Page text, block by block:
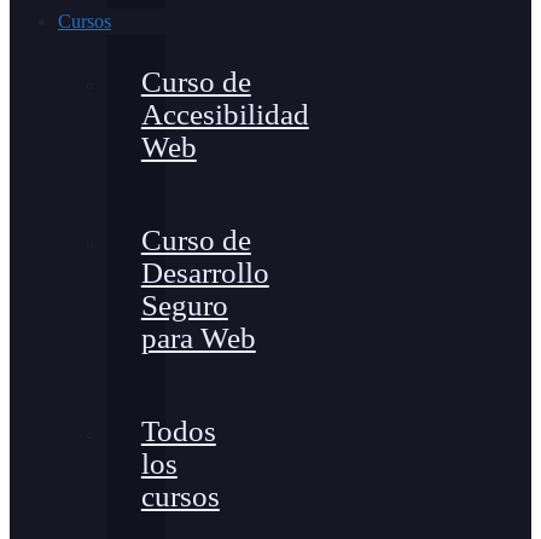
Cursos
Curso de
Accesibilidad
Web
Curso de
Desarrollo
Seguro
para Web
Todos
los
cursos